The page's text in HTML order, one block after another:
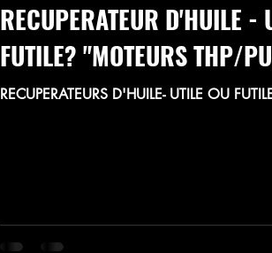
RECUPERATEUR D'HUILE -
FUTILE? "MOTEURS THP/
RECUPERATEURS D'HUILE- UTILE OU